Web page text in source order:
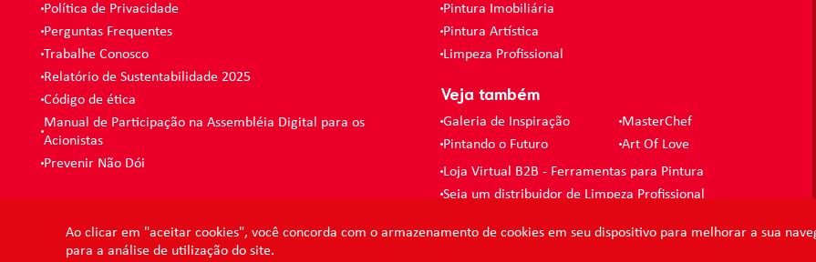
Ao clicar em "aceitar cookies", você concorda com o armazenamento de cookies em seu dispositivo para melhorar a sua
para a análise de utilização do site.
Política de Privacidade
Perguntas Frequentes
Trabalhe Conosco
Relatório de Sustentabilidade 2025
Código de ética
Manual de Participação na Assembléia Digital para os
Acionistas
Prevenir Não Dói
Pintura Imobiliária
Pintura Artística
Limpeza Profissional
Veja também
Galeria de Inspiração
Pintando o Futuro
MasterChef
Art Of Love
Loja Virtual B2B - Ferramentas para Pintura
Seja um distribuidor de Limpeza Profissional
© 2026 - Condor - Todos os direitos reservados. CONDOR S.A. - CNPJ 86.046.448/0001-61 -